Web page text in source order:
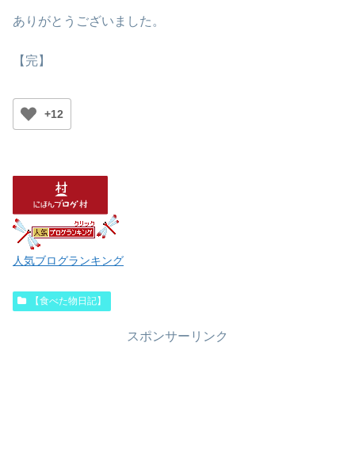
ありがとうございました。
【完】
+12
人気ブログランキング
【食べた物日記】
スポンサーリンク